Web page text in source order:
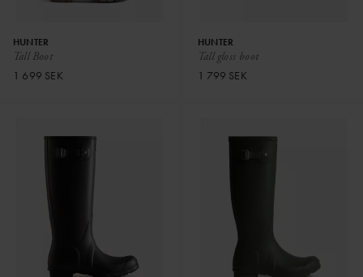
Tall Boot
HUNTER
1 699 SEK
Tall gloss boot
HUNTER
1 799 SEK